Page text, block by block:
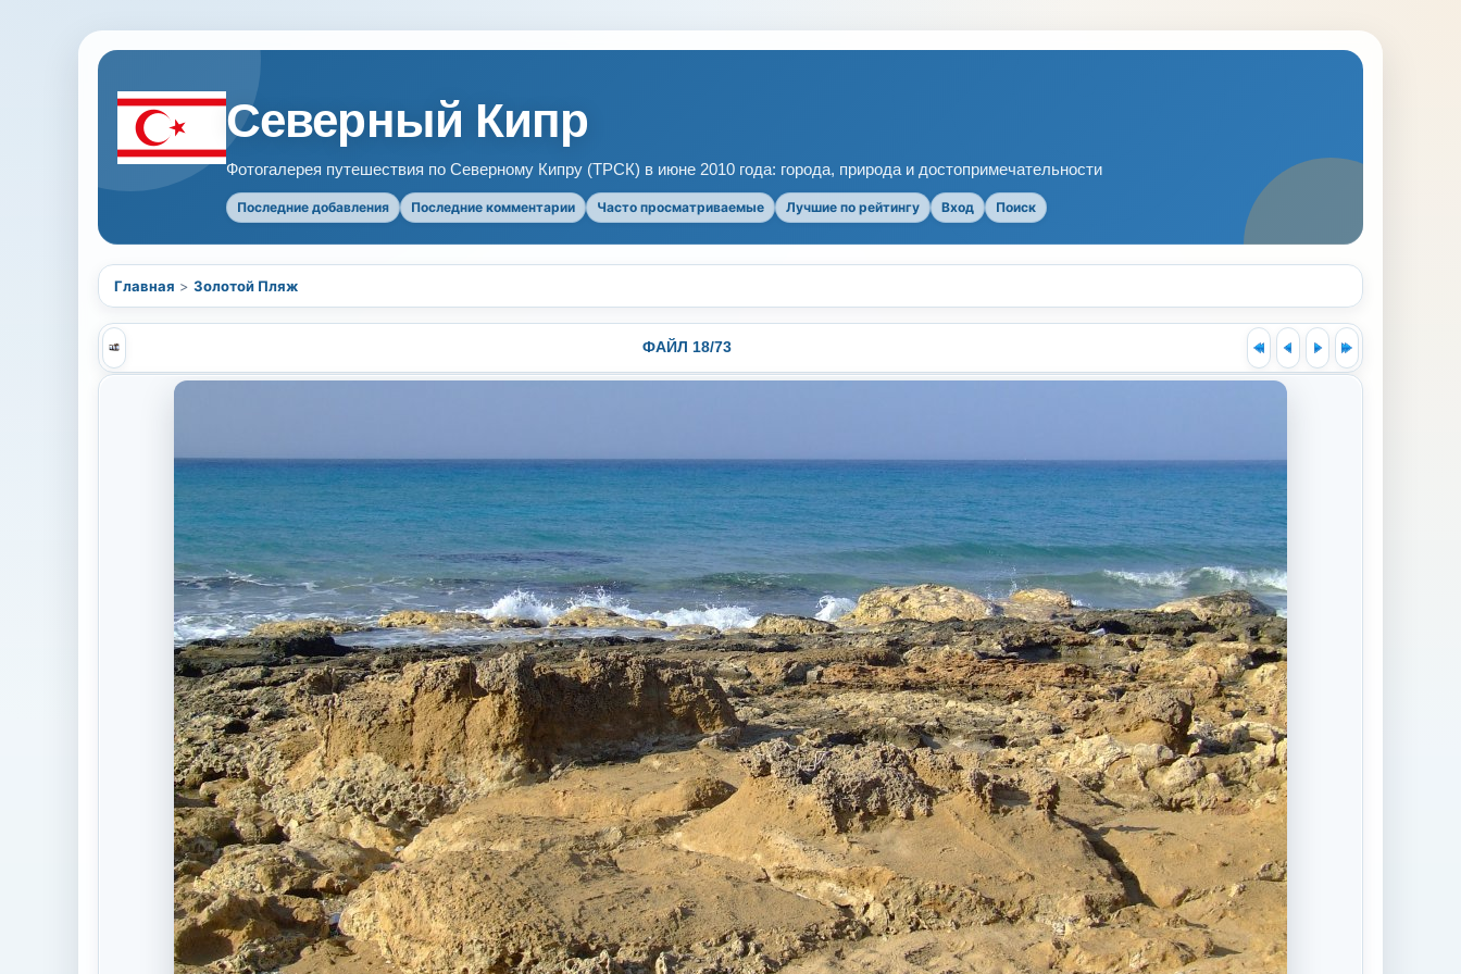
Северный Кипр
Фотогалерея путешествия по Северному Кипру (ТРСК) в июне 2010 года: города, природа и достопримечательности
Последние добавления Последние комментарии Часто просматриваемые Лучшие по рейтингу Вход Поиск
Главная > Золотой Пляж
ФАЙЛ 18/73